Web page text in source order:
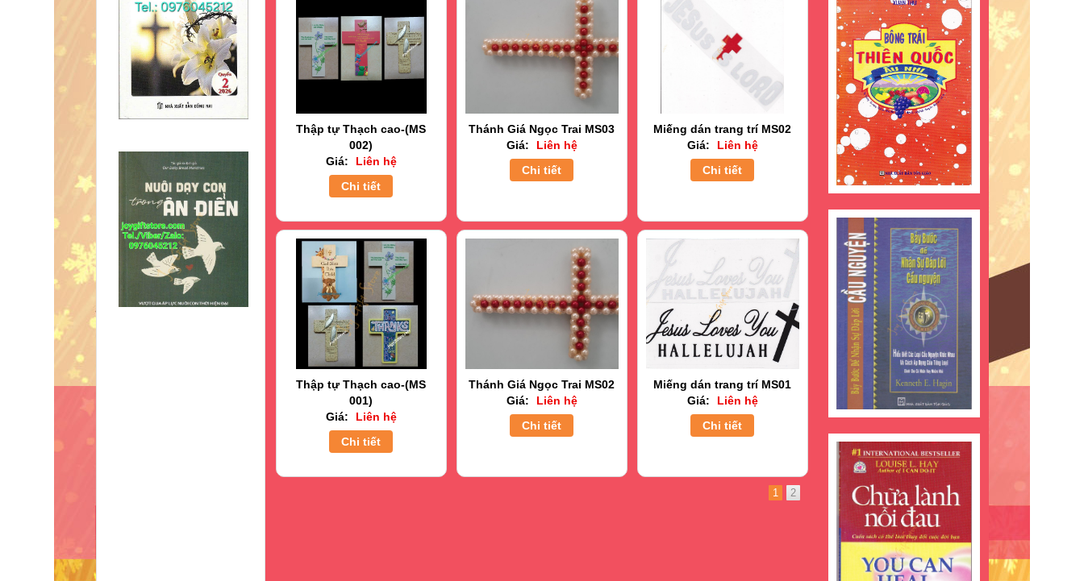
Thập tự Thạch cao-(MS
002)
Giá:
Liên hệ
Chi tiết
Thánh Giá Ngọc Trai MS03
Giá:
Liên hệ
Chi tiết
Miếng dán trang trí MS02
Giá:
Liên hệ
Chi tiết
Thập tự Thạch cao-(MS
001)
Giá:
Liên hệ
Chi tiết
Thánh Giá Ngọc Trai MS02
Giá:
Liên hệ
Chi tiết
Miếng dán trang trí MS01
Giá:
Liên hệ
Chi tiết